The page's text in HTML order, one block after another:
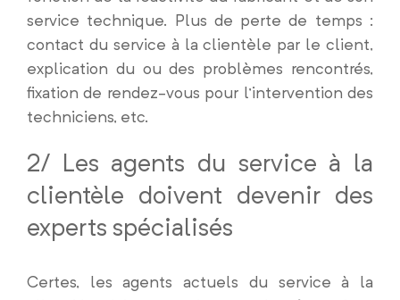
service technique. Plus de perte de temps :
contact du service à la clientèle par le client,
explication du ou des problèmes rencontrés,
fixation de rendez-vous pour l’intervention des
techniciens, etc.
2/ Les agents du service à la
clientèle doivent devenir des
experts spécialisés
Certes, les agents actuels du service à la